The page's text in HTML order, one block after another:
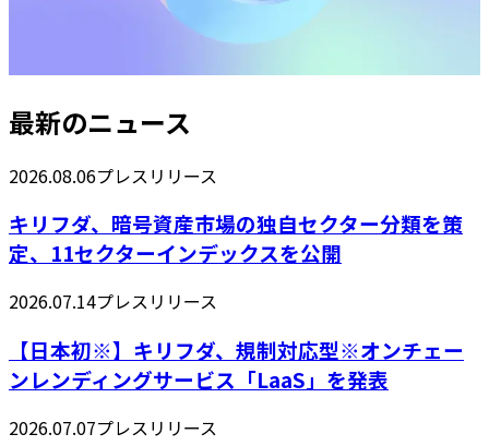
最新のニュース
2026.08.06プレスリリース
キリフダ、暗号資産市場の独自セクター分類を策
定、11セクターインデックスを公開
2026.07.14プレスリリース
【日本初※】キリフダ、規制対応型※オンチェー
ンレンディングサービス「LaaS」を発表
2026.07.07プレスリリース